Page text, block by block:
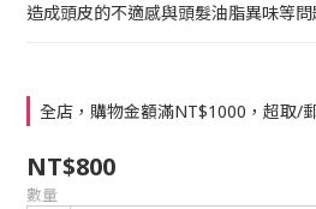
造成頭皮的不適感與頭髮油脂異味等
全店，購物金額滿NT$1000，超取/
NT$800
數量